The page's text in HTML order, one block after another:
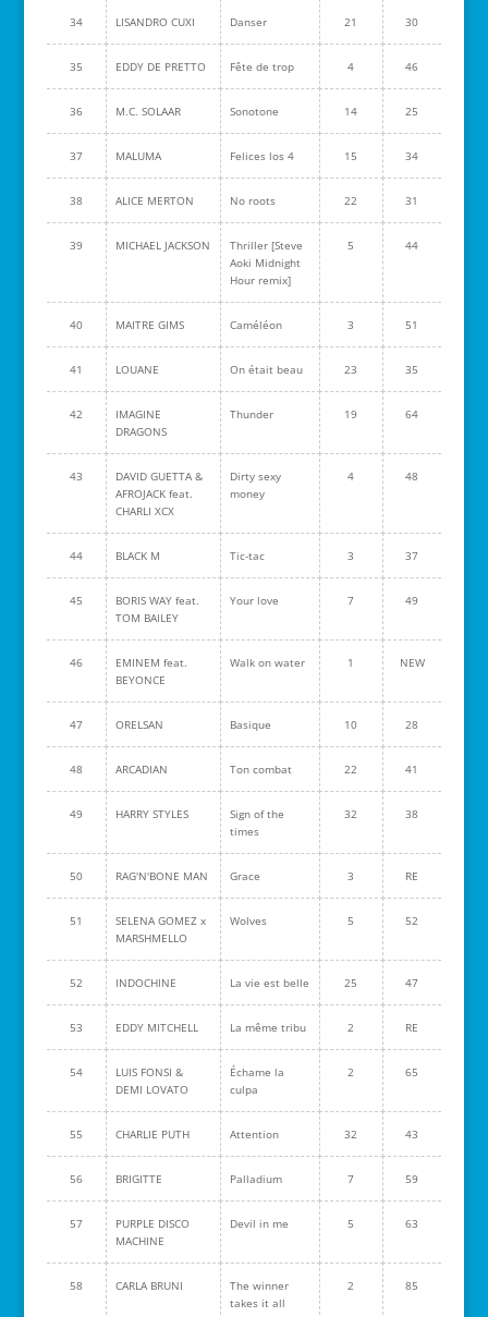
34 LISANDRO CUXI Danser 21 30
35 EDDY DE PRETTO Fête de trop 4 46
36 M.C. SOLAAR Sonotone 14 25
37 MALUMA Felices los 4 15 34
38 ALICE MERTON No roots 22 31
39 MICHAEL JACKSON
Thriller [Steve
Aoki Midnight
Hour remix]
5 44
40 MAITRE GIMS Caméléon 3 51
41 LOUANE On était beau 23 35
42
IMAGINE
DRAGONS
Thunder 19 64
43
DAVID GUETTA &
AFROJACK feat.
CHARLI XCX
Dirty sexy
money
4 48
44 BLACK M Tic-tac 3 37
45
BORIS WAY feat.
TOM BAILEY
Your love 7 49
46
EMINEM feat.
BEYONCE
Walk on water 1 NEW
47 ORELSAN Basique 10 28
48 ARCADIAN Ton combat 22 41
49 HARRY STYLES
Sign of the
times
32 38
50 RAG'N'BONE MAN Grace 3 RE
51
SELENA GOMEZ x
MARSHMELLO
Wolves 5 52
52 INDOCHINE La vie est belle 25 47
53 EDDY MITCHELL La même tribu 2 RE
54
LUIS FONSI &
DEMI LOVATO
Échame la
culpa
2 65
55 CHARLIE PUTH Attention 32 43
56 BRIGITTE Palladium 7 59
57
PURPLE DISCO
MACHINE
Devil in me 5 63
58 CARLA BRUNI
The winner
takes it all
2 85